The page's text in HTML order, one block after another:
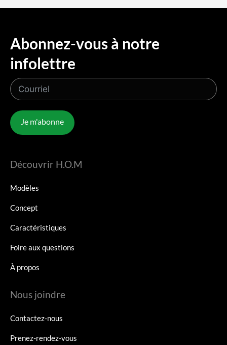
Abonnez-vous à notre
infolettre
Je m'abonne
Découvrir H.O.M
Modèles
Concept
Caractéristiques
Foire aux questions
À propos
Nous joindre
Contactez-nous
Prenez-rendez-vous